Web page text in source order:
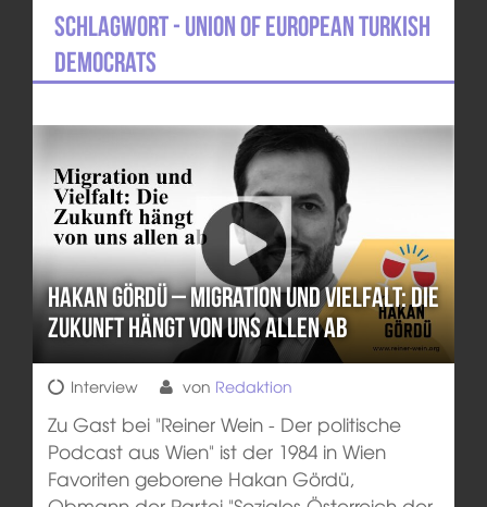
Schlagwort - Union of European Turkish
Democrats
Hakan Gördü – Migration und Vielfalt: Die
Zukunft hängt von uns allen ab
Interview von Redaktion
Zu Gast bei "Reiner Wein - Der politische
Podcast aus Wien" ist der 1984 in Wien
Favoriten geborene Hakan Gördü,